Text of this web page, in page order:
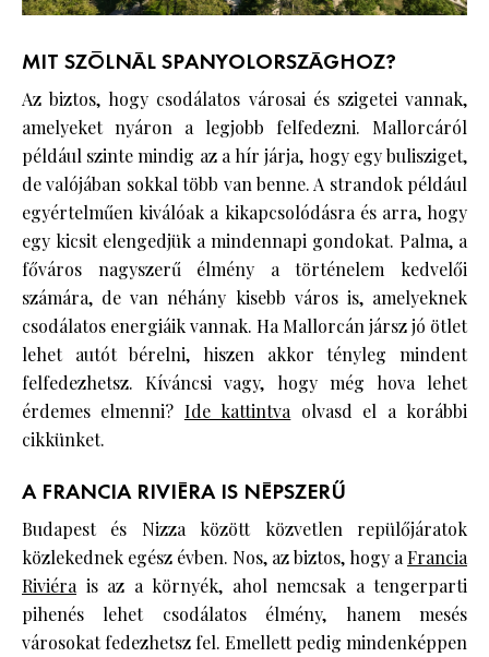
MIT SZÓLNÁL SPANYOLORSZÁGHOZ?
Az biztos, hogy csodálatos városai és szigetei vannak,
amelyeket nyáron a legjobb felfedezni. Mallorcáról
például szinte mindig az a hír járja, hogy egy bulisziget,
de valójában sokkal több van benne. A strandok például
egyértelműen kiválóak a kikapcsolódásra és arra, hogy
egy kicsit elengedjük a mindennapi gondokat. Palma, a
főváros nagyszerű élmény a történelem kedvelői
számára, de van néhány kisebb város is, amelyeknek
csodálatos energiáik vannak. Ha Mallorcán jársz jó ötlet
lehet autót bérelni, hiszen akkor tényleg mindent
felfedezhetsz. Kíváncsi vagy, hogy még hova lehet
érdemes elmenni? Ide kattintva olvasd el a korábbi
cikkünket.
A FRANCIA RIVIÉRA IS NÉPSZERŰ
Budapest és Nizza között közvetlen repülőjáratok
közlekednek egész évben. Nos, az biztos, hogy a Francia
Riviéra is az a környék, ahol nemcsak a tengerparti
pihenés lehet csodálatos élmény, hanem mesés
városokat fedezhetsz fel. Emellett pedig mindenképpen